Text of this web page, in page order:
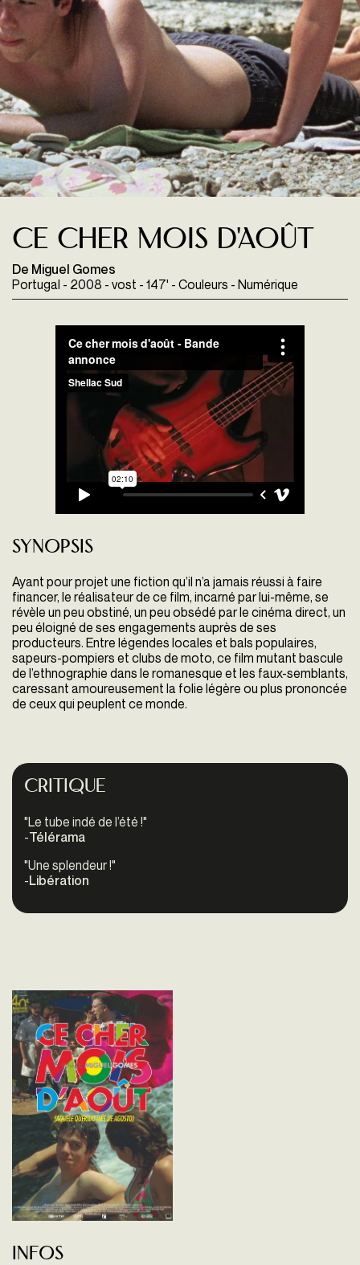
Ce Cher mois d'Août
De Miguel Gomes
Portugal - 2008 - vost - 147' - Couleurs - Numérique
Synopsis
Ayant pour projet une fiction qu’il n’a jamais réussi à faire
financer, le réalisateur de ce film, incarné par lui-même, se
révèle un peu obstiné, un peu obsédé par le cinéma direct, un
peu éloigné de ses engagements auprès de ses
producteurs. Entre légendes locales et bals populaires,
sapeurs-pompiers et clubs de moto, ce film mutant bascule
de l’ethnographie dans le romanesque et les faux-semblants,
caressant amoureusement la folie légère ou plus prononcée
de ceux qui peuplent ce monde.
Critique
"Le tube indé de l’été !"
-Télérama
"Une splendeur !"
-Libération
Infos